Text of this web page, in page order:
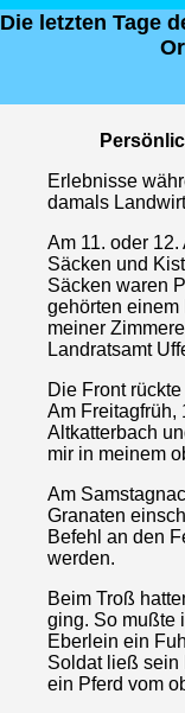
Die letzten Tage
Erlebnisse
damals
Am 11. oder
Säcken und
Säcken waren
gehörten einem
meiner
Landratsamt
Die Front
Am Freitagfrüh,
Altkatterbach
mir in meinem
Am
Granaten
Befehl an den
werden.
Beim Troß
ging. So mußte
Eberlein ein
Soldat ließ sein
ein Pferd vom